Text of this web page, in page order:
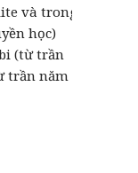
và trong
học)
(từ trần
trần năm